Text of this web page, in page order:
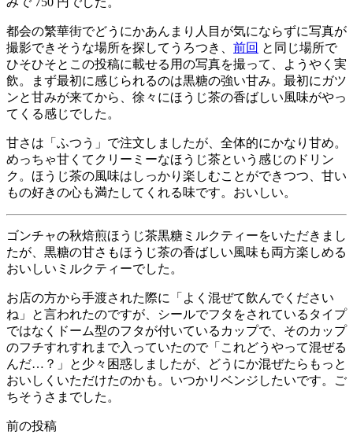
都会の繁華街でどうにかあんまり人目が気にならずに写真が
撮影できそうな場所を探してうろつき、 前回 と同じ場所で
ひそひそとこの投稿に載せる用の写真を撮って、ようやく実
飲。まず最初に感じられるのは黒糖の強い甘み。最初にガツ
ンと甘みが来てから、徐々にほうじ茶の香ばしい風味がやっ
てくる感じでした。
甘さは「ふつう」で注文しましたが、全体的にかなり甘め。
めっちゃ甘くてクリーミーなほうじ茶という感じのドリン
ク。ほうじ茶の風味はしっかり楽しむことができつつ、甘い
もの好きの心も満たしてくれる味です。おいしい。
ゴンチャの秋焙煎ほうじ茶黒糖ミルクティーをいただきまし
たが、黒糖の甘さもほうじ茶の香ばしい風味も両方楽しめる
おいしいミルクティーでした。
お店の方から手渡された際に「よく混ぜて飲んでください
ね」と言われたのですが、シールでフタをされているタイプ
ではなくドーム型のフタが付いているカップで、そのカップ
のフチすれすれまで入っていたので「これどうやって混ぜる
んだ…？」と少々困惑しましたが、どうにか混ぜたらもっと
おいしくいただけたのかも。いつかリベンジしたいです。ご
ちそうさまでした。
前の投稿